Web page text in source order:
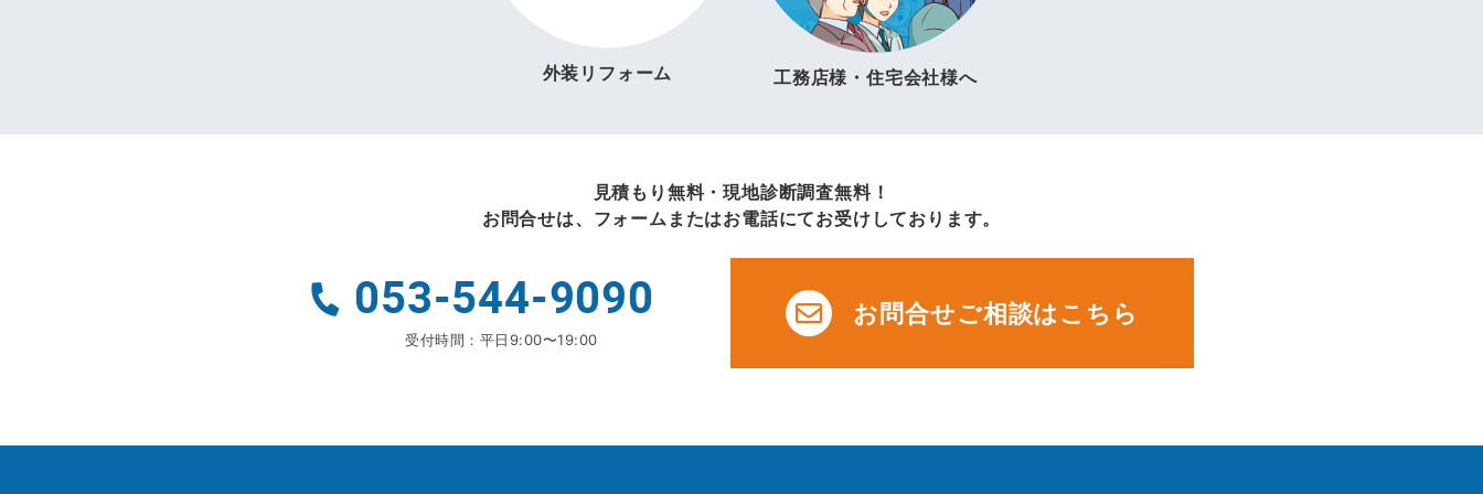
外装リフォーム 工務店様・住宅会社様へ
見積もり無料・現地診断調査無料！
お問合せは、フォームまたはお電話にてお受けしております。
053-544-9090
受付時間：平日9:00〜19:00
お問合せご相談はこちら